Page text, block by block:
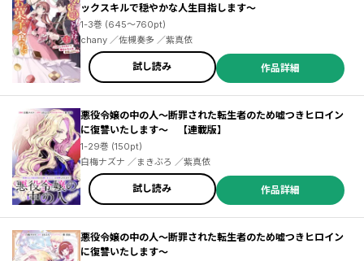
ックスキルで穏やかな人生目指します～
1-3巻 (645～760pt)
chany ／佐槻奏多 ／紫真依
試し読み 作品詳細
悪役令嬢の中の人～断罪された転生者のため嘘つきヒロイン
に復讐いたします～ 【連載版】
1-29巻 (150pt)
白梅ナズナ ／まきぶろ ／紫真依
試し読み 作品詳細
悪役令嬢の中の人～断罪された転生者のため嘘つきヒロイン
に復讐いたします～